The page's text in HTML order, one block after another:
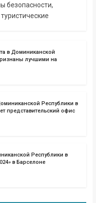
безопасности,
в Доминиканской
лучшими на
Республики в
представительский офис
Республики в
в Барселоне